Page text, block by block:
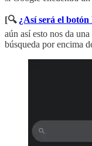
[🔍 ¿Así será el
aún así esto nos da
búsqueda por encima